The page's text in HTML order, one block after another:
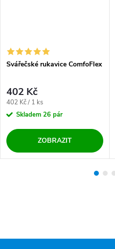
Svářečské rukavice ComfoFlex
402 Kč
Měrná cena:
402 Kč / 1 ks
Skladem 26 pár
ZOBRAZIT